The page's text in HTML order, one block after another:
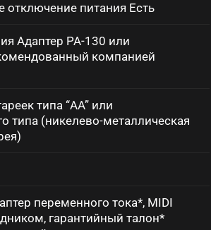
отключение питания Есть
Адаптер PA-130 или
компанией
типа “AA” или
типа (никелево-металлическая
переменного тока*, MIDI
гарантийный талон*